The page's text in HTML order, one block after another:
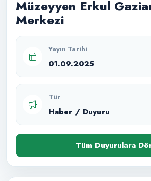
Müzeyyen Erkul
Merkezi
Yayın Tarihi
01.09.2025
Tür
Haber / Duyuru
Tüm Duyurulara